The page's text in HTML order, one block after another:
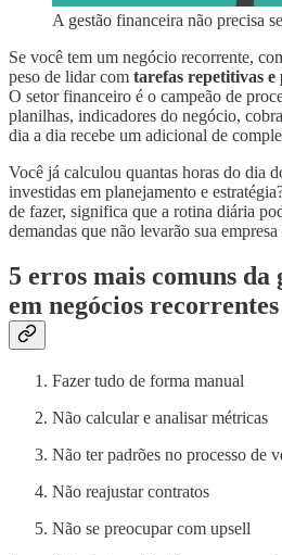
A gestão financeira não precisa
Se você tem um negócio recorrente,
peso de lidar com tarefas repetitivas
O setor financeiro é o campeão de
planilhas, indicadores do negócio,
dia a dia recebe um adicional de
Você já calculou quantas horas do dia
investidas em planejamento e
de fazer, significa que a rotina diária
demandas que não levarão sua
5 erros mais comuns da
em negócios recorrentes
Fazer tudo de forma manual
Não calcular e analisar métricas
Não ter padrões no processo de
Não reajustar contratos
Não se preocupar com upsell